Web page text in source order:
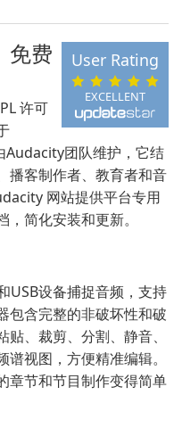
EXCELLENT
User Rating
免费
许可
团队维护，它结
播客制作者、教育者和音
网站提供平台专用
简化安装和更新。
USB设备捕捉音频，支持
包含完整的非破坏性和破
、裁剪、分割、静音、
视图，方便精准编辑。
章节和节目制作变得简单